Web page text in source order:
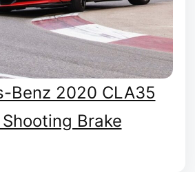
Benz 2020 CLA35
Shooting Brake